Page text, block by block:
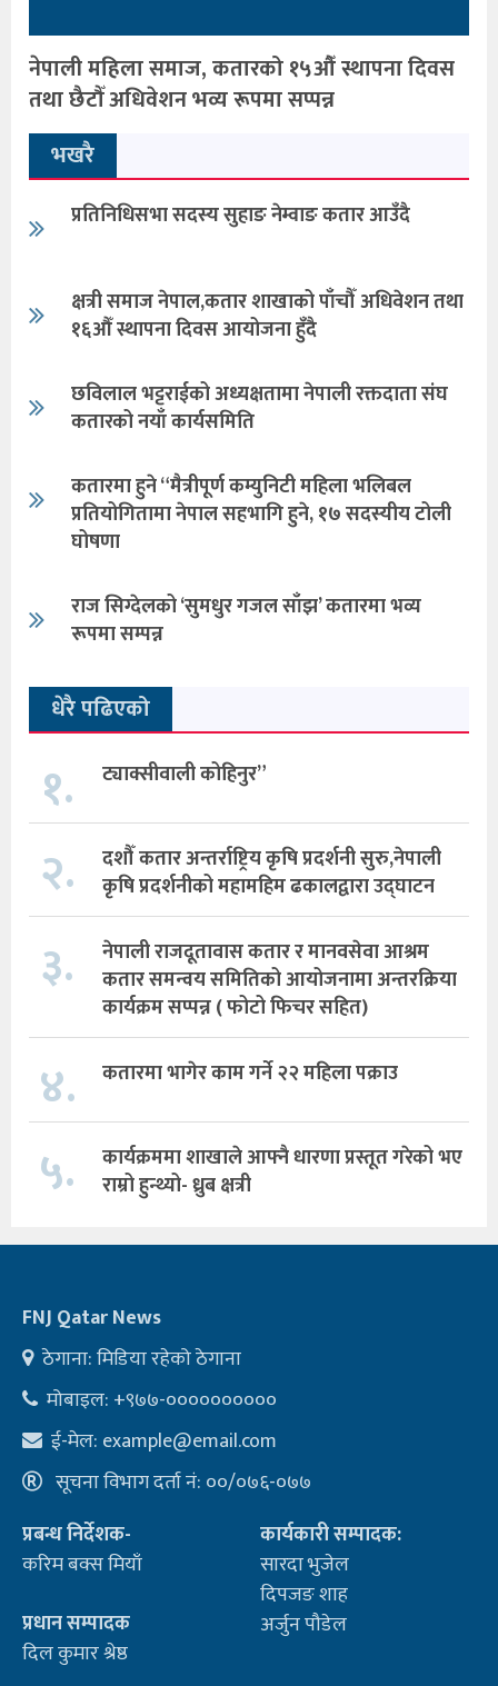
नेपाली महिला समाज, कतारको १५औँ स्थापना दिवस
तथा छैटौँ अधिवेशन भव्य रूपमा सप्पन्न
भखरै
प्रतिनिधिसभा सदस्य सुहाङ नेम्वाङ कतार आउँदै
क्षत्री समाज नेपाल,कतार शाखाको पाँचौँ अधिवेशन तथा
१६औँ स्थापना दिवस आयोजना हुँदै
छविलाल भट्टराईको अध्यक्षतामा नेपाली रक्तदाता संघ
कतारको नयाँ कार्यसमिति
कतारमा हुने “मैत्रीपूर्ण कम्युनिटी महिला भलिबल
प्रतियोगितामा नेपाल सहभागि हुने, १७ सदस्यीय टोली
घोषणा
राज सिग्देलको ‘सुमधुर गजल साँझ’ कतारमा भव्य
रूपमा सम्पन्न
धेरै पढिएको
१. ट्याक्सीवाली कोहिनुर”
२.
दशौँ कतार अन्तर्राष्ट्रिय कृषि प्रदर्शनी सुरु,नेपाली
कृषि प्रदर्शनीको महामहिम ढकालद्वारा उद्घाटन
३.
नेपाली राजदूतावास कतार र मानवसेवा आश्रम
कतार समन्वय समितिको आयोजनामा अन्तरक्रिया
कार्यक्रम सप्पन्न ( फोटो फिचर सहित)
४. कतारमा भागेर काम गर्ने २२ महिला पक्राउ
५.
कार्यक्रममा शाखाले आफ्नै धारणा प्रस्तूत गरेको भए
राम्रो हुन्थ्यो- ध्रुब क्षत्री
FNJ Qatar News
ठेगाना: मिडिया रहेको ठेगाना
मोबाइल: +९७७-००००००००००
ई-मेल: example@email.com
सूचना विभाग दर्ता नं: ००/०७६-०७७
प्रबन्ध निर्देशक-
करिम बक्स मियाँ
प्रधान सम्पादक
दिल कुमार श्रेष्ठ
कार्यकारी सम्पादक:
सारदा भुजेल
दिपजङ शाह
अर्जुन पौडेल